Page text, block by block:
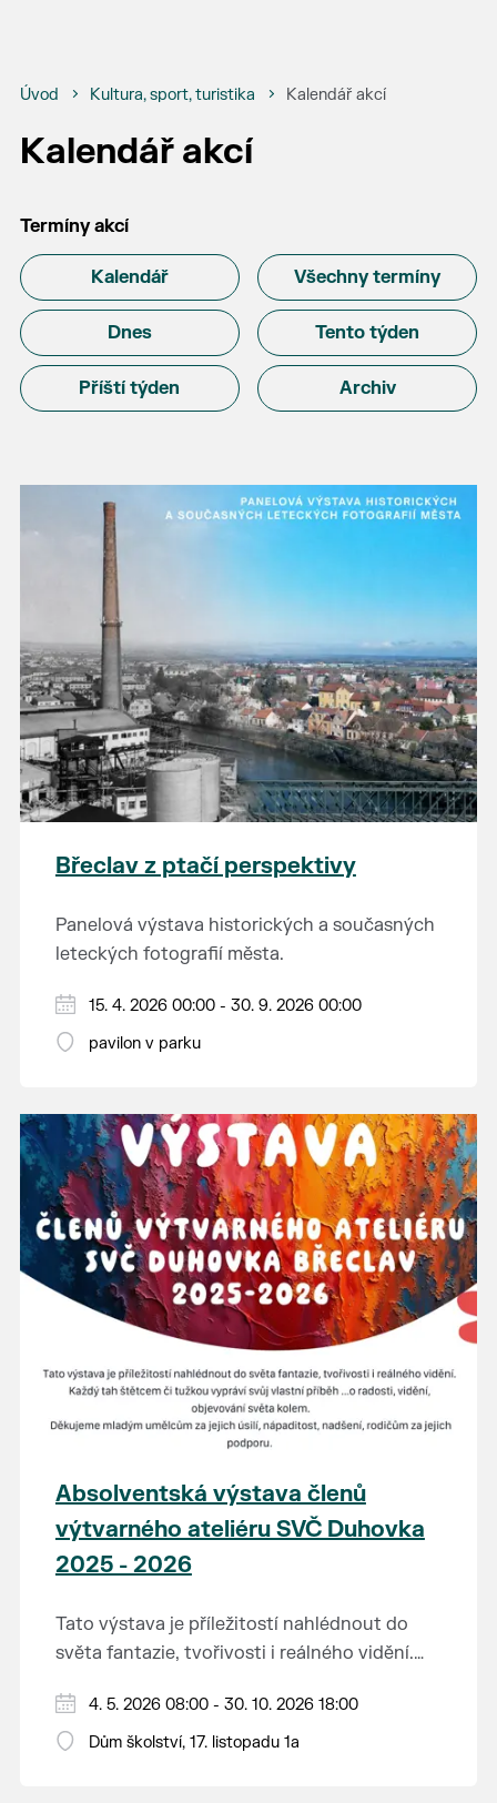
Úvod Kultura, sport, turistika Kalendář akcí
Kalendář akcí
Termíny akcí
Kalendář Všechny termíny
Dnes Tento týden
Příští týden Archiv
Břeclav z ptačí perspektivy
Panelová výstava historických a současných
leteckých fotografií města.
15. 4. 2026 00:00 - 30. 9. 2026 00:00
pavilon v parku
Absolventská výstava členů
výtvarného ateliéru SVČ Duhovka
2025 - 2026
Tato výstava je příležitostí nahlédnout do
světa fantazie, tvořivosti i reálného vidění.
vlastní příběh... o radosti, vidění, objevování
světa kolem.
Děkujeme mladým umělcům za jejich úsilí,
nápaditost, nadšení, rodičům za jejich
4. 5. 2026 08:00 - 30. 10. 2026 18:00
Dům školství, 17. listopadu 1a